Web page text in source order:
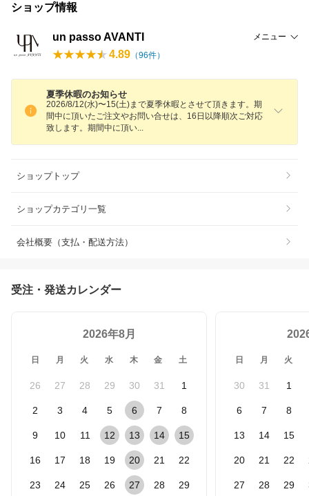
ショップ情報
un passo AVANTI メニュー
4.89 （96件）
夏季休暇のお知らせ
2026/8/12(水)〜15(土)まで夏季休暇とさせて頂きます。期
間中に頂いたご注文やお問い合せは、16日以降順次ご対応
致します。期間中に頂い
ショップトップ
ショップカテゴリ一覧
会社概要（支払・配送方法）
受注・発送カレンダー
2026年8月
日 月 火 水 木 金 土
26 27 28 29 30 31 1
2 3 4 5 6 7 8
9 10 11 12 13 14 15
16 17 18 19 20 21 22
23 24 25 26 27 28 29
日 月 火
30 31 1
6 7 8
13 14 15
20 21 22
27 28 29